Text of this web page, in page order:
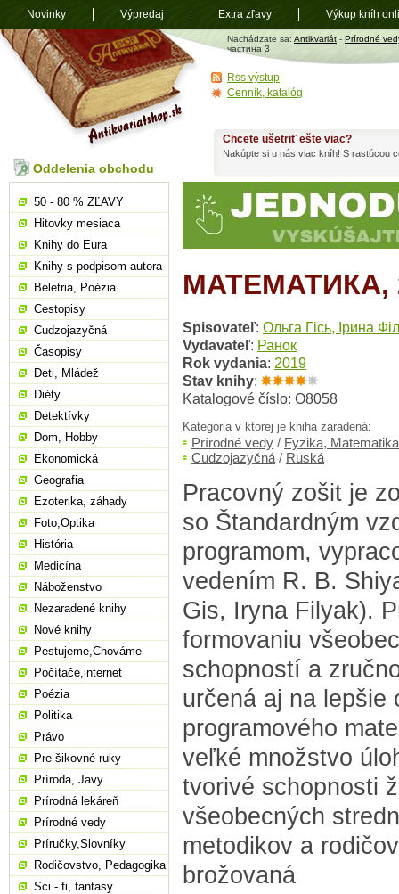
Antikvariát
shop.sk
Nachádzate sa: Antikvariát - Prírodné
частина 3
МАТЕМАТИКА,
Spisovateľ: Ольга Гісь, Ірина
Vydavateľ: Ранок
Rok vydania: 2019
Stav knihy:
Katalogové číslo: O8058
Kategória v ktorej je kniha zaradená:
Prírodné vedy / Fyzika, Matematika
Cudzojazyčná / Ruská
Pracovný zošit je
so Štandardným
programom,
vedením R. B.
Gis, Iryna Filyak).
formovaniu
schopností a
určená aj na lepšie
programového
veľké množstvo
tvorivé schopnosti
všeobecných
metodikov a
brožovaná
Chcete ušetriť ešte viac?
Nakúpte si u nás viac kníh! S rastúcou
Oddelenia obchodu
50 - 80 % ZĽAVY
Hitovky mesiaca
Knihy do Eura
Knihy s podpisom autora
Beletria, Poézia
Cestopisy
Cudzojazyčná
Časopisy
Deti, Mládež
Diéty
Detektívky
Dom, Hobby
Ekonomická
Geografia
Ezoterika, záhady
Foto,Optika
História
Medicína
Náboženstvo
Nezaradené knihy
Nové knihy
Pestujeme,Chováme
Počítače,internet
Poézia
Politika
Právo
Pre šikovné ruky
Príroda, Javy
Prírodná lekáreň
Prírodné vedy
Príručky,Slovníky
Rodičovstvo, Pedagogika
Sci - fi, fantasy
Rss výstup
Cenník, katalóg
Novinky Výpredaj Extra zľavy Výkup kníh